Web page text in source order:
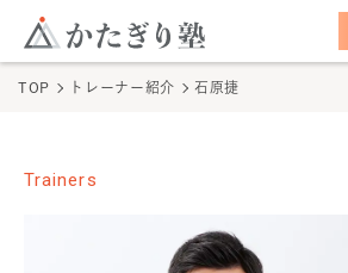
このページの本文へ
かたぎり塾について
TOP トレーナー紹介 石原捷
Trainers